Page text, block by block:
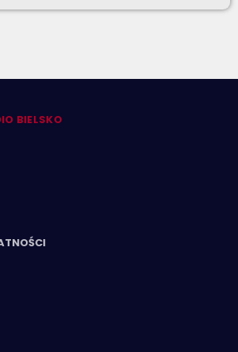
BIELSKO